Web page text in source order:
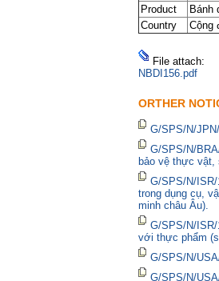
Product
Bánh
Country
Cộng
File attach:
NBDI156.pdf
ORTHER
G/SPS/N/
G/SPS/N/
bảo vệ thực vật,
G/SPS/N/
trong dụng cụ,
minh châu Âu).
G/SPS/N/
với thực phẩm
G/SPS/N/
G/SPS/N/